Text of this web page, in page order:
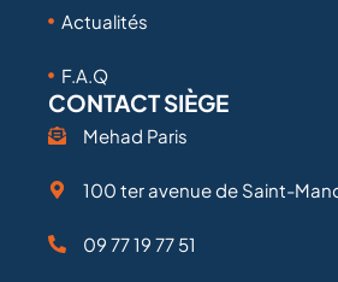
Actualités
F.A.Q
CONTACT SIÈGE
Mehad Paris
100 ter avenue de Saint-
09 77 19 77 51